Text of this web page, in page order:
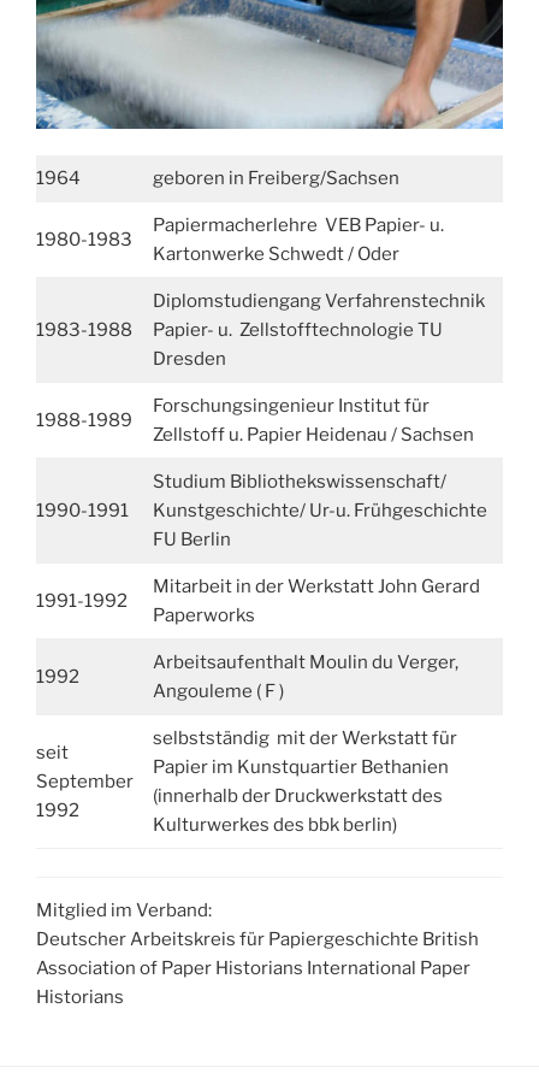
1964 geboren in Freiberg/Sachsen
1980-1983
Papiermacherlehre VEB Papier- u.
Kartonwerke Schwedt / Oder
1983-1988
Diplomstudiengang Verfahrenstechnik
Papier- u. Zellstofftechnologie TU
Dresden
1988-1989
Forschungsingenieur Institut für
Zellstoff u. Papier Heidenau / Sachsen
1990-1991
Studium Bibliothekswissenschaft/
Kunstgeschichte/ Ur-u. Frühgeschichte
FU Berlin
1991-1992
Mitarbeit in der Werkstatt John Gerard
Paperworks
1992
Arbeitsaufenthalt Moulin du Verger,
Angouleme ( F )
seit
September
1992
selbstständig mit der Werkstatt für
Papier im Kunstquartier Bethanien
(innerhalb der Druckwerkstatt des
Kulturwerkes des bbk berlin)
Mitglied im Verband:
Deutscher Arbeitskreis für Papiergeschichte British
Association of Paper Historians International Paper
Historians